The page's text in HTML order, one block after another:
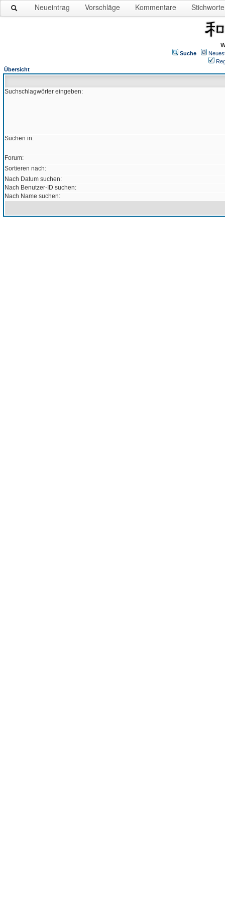
Neueintrag Vorschläge Kommentare Stichworte
Suche
Übersicht
Suchschlagwörter eingeben:
Suchen in:
Forum:
Sortieren nach:
Nach Datum suchen:
Nach Benutzer-ID suchen:
Nach Name suchen: